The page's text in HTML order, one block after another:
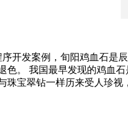
发案例，旬阳鸡血石是
色。 我国最早发现的鸡血
珠宝翠钻一样历来受人珍视